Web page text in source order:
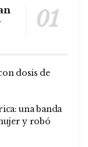
dosis de
una banda
y robó